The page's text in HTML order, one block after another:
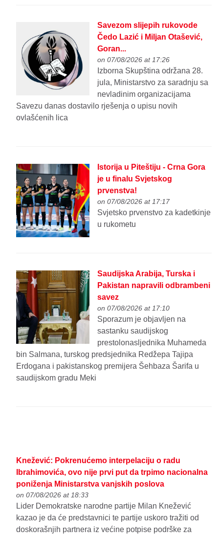
Savezom slijepih rukovode
Čedo Lazić i Miljan Otašević,
Goran...
on 07/08/2026 at 17:26
Izborna Skupština održana 28.
jula, Ministarstvo za saradnju sa
nevladinim organizacijama
Savezu danas dostavilo rješenja o upisu novih
ovlašćenih lica
Istorija u Piteštiju - Crna Gora
je u finalu Svjetskog
prvenstva!
on 07/08/2026 at 17:17
Svjetsko prvenstvo za kadetkinje
u rukometu
Saudijska Arabija, Turska i
Pakistan napravili odbrambeni
savez
on 07/08/2026 at 17:10
Sporazum je objavljen na
sastanku saudijskog
prestolonasljednika Muhameda
bin Salmana, turskog predsjednika Redžepa Tajipa
Erdogana i pakistanskog premijera Šehbaza Šarifa u
saudijskom gradu Meki
Knežević: Pokrenućemo interpelaciju o radu
Ibrahimovića, ovo nije prvi put da trpimo nacionalna
poniženja Ministarstva vanjskih poslova
on 07/08/2026 at 18:33
Lider Demokratske narodne partije Milan Knežević
kazao je da će predstavnici te partije uskoro tražiti od
doskorašnjih partnera iz većine potpise podrške za